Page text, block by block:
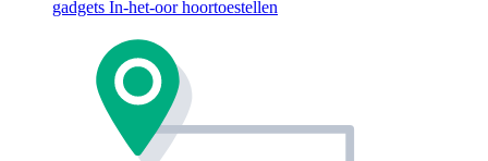
gadgets In-het-oor hoortoestellen